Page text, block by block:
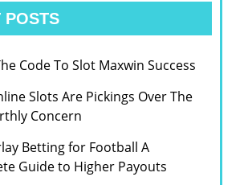
POSTS
Code To Slot Maxwin Success
Slots Are Pickings Over The
Concern
Betting for Football A
Guide to Higher Payouts